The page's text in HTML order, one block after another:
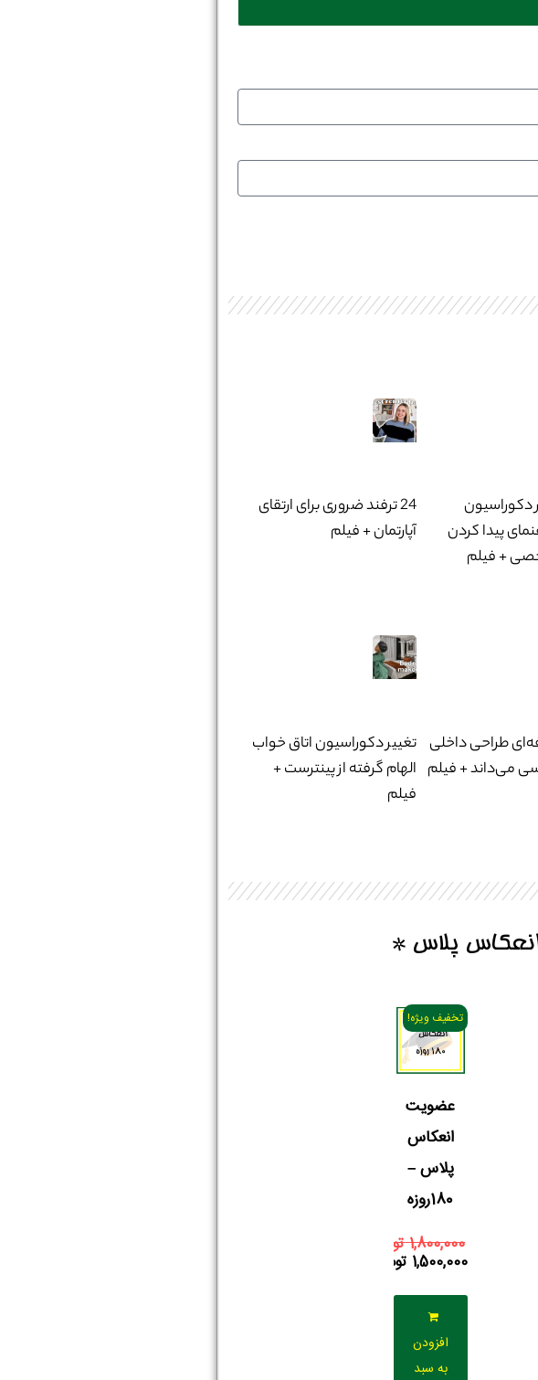
دکوراسیون
پیدا کردن
+ فیلم
24 ترفند ضروری برای ارتقای
آپارتمان + فیلم
طراحی داخلی
می‌داند + فیلم
تغییر دکوراسیون اتاق خواب
الهام گرفته از پینترست +
فیلم
پلاس *
تخفیف ویژه!
عضویت
انعکاس
پلاس –
180روزه
1,800,000تومان
1,500,000 تومان
افزودن
به سبد